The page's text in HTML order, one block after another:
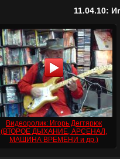
11.04.10:
Видеоролик: Игорь Дегтярюк
(ВТОРОЕ ДЫХАНИЕ, АРСЕНАЛ,
МАШИНА ВРЕМЕНИ и др.)